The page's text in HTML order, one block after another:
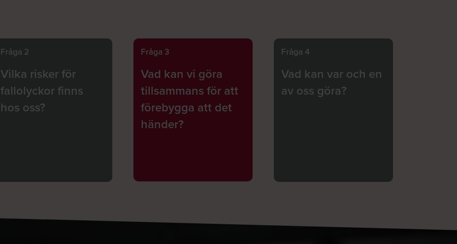
Fråga 2
Vilka risker för
fallolyckor finns
hos oss?
Fråga 3
Vad kan vi göra
tillsammans för att
förebygga att det
händer?
Fråga 4
Vad kan var och en
av oss göra?